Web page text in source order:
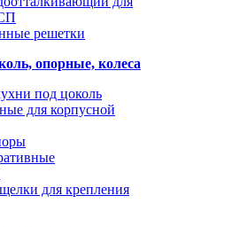
решетки
опорные, колеса
под цоколь
для корпусной
для крепления